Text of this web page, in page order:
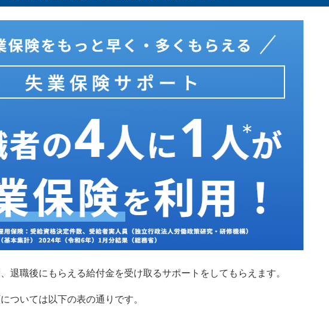
、退職後にもらえる給付金を受け取るサポートをしてもらえます。
ついては以下の表の通りです。